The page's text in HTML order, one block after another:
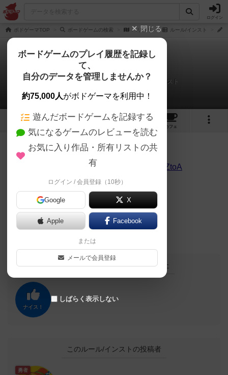
ログイン
ボドゲーマTOP ボードゲームの検索 ハリガリ ルール/インスト
ハリガリ
インスト代行チャンネルさんのルール/インスト
8 5 13
カフェ
49名 0名 0 約3年前
https://www.youtube.com/watch?v=gJEpZfTZtoA
ハリガリのルール説明動画です。
3分弱あります。
この投稿に0名がナイス！しました
ナイス！
このルール/インストの投稿者
勇者
閉じる
ボードゲームのプレイ履歴を記録し
て、
自分のデータを管理しませんか？
約75,000人がボドゲーマを利用中！
遊んだボードゲームを記録する
気になるゲームのレビューを読む
お気に入り作品・所有リストの共
有
ログイン / 会員登録（10秒）
Google X
Apple Facebook
または
メールで会員登録
しばらく表示しない